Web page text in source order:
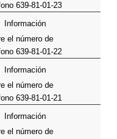
639-81-01-23
Información
el número de
639-81-01-22
Información
el número de
639-81-01-21
Información
el número de